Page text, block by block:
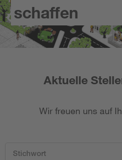
schaffen
Aktuelle
Wir freuen uns auf